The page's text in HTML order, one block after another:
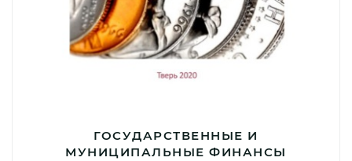
ГОСУДАРСТВЕННЫЕ И
МУНИЦИПАЛЬНЫЕ ФИНАНСЫ